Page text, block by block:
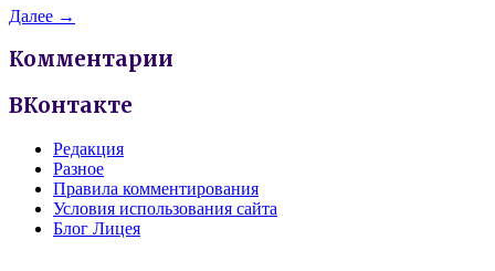
Далее →
Комментарии
ВКонтакте
Редакция
Разное
Правила комментирования
Условия использования сайта
Блог Лицея